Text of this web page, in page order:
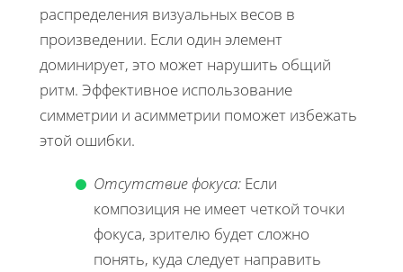
распределения визуальных весов в
произведении. Если один элемент
доминирует, это может нарушить общий
ритм. Эффективное использование
симметрии и асимметрии поможет избежать
этой ошибки.
Отсутствие фокуса: Если
композиция не имеет четкой точки
фокуса, зрителю будет сложно
понять, куда следует направить